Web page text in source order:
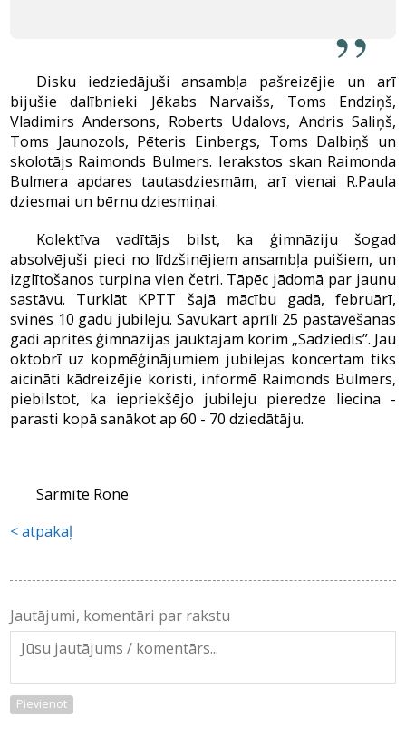
Disku iedziedājuši ansambļa pašreizējie un arī
bijušie dalībnieki Jēkabs Narvaišs, Toms Endziņš,
Vladimirs Andersons, Roberts Udalovs, Andris Saliņš,
Toms Jaunozols, Pēteris Einbergs, Toms Dalbiņš un
skolotājs Raimonds Bulmers. Ierakstos skan Raimonda
Bulmera apdares tautasdziesmām, arī vienai R.Paula
dziesmai un bērnu dziesmiņai.
Kolektīva vadītājs bilst, ka ģimnāziju šogad
absolvējuši pieci no līdzšinējiem ansambļa puišiem, un
izglītošanos turpina vien četri. Tāpēc jādomā par jaunu
sastāvu. Turklāt KPTT šajā mācību gadā, februārī,
svinēs 10 gadu jubileju. Savukārt aprīlī 25 pastāvēšanas
gadi apritēs ģimnāzijas jauktajam korim „Sadziedis”. Jau
oktobrī uz kopmēģinājumiem jubilejas koncertam tiks
aicināti kādreizējie koristi, informē Raimonds Bulmers,
piebilstot, ka iepriekšējo jubileju pieredze liecina -
parasti kopā sanākot ap 60 - 70 dziedātāju.
Sarmīte Rone
atpakaļ
Jautājumi, komentāri par rakstu
Pievienot